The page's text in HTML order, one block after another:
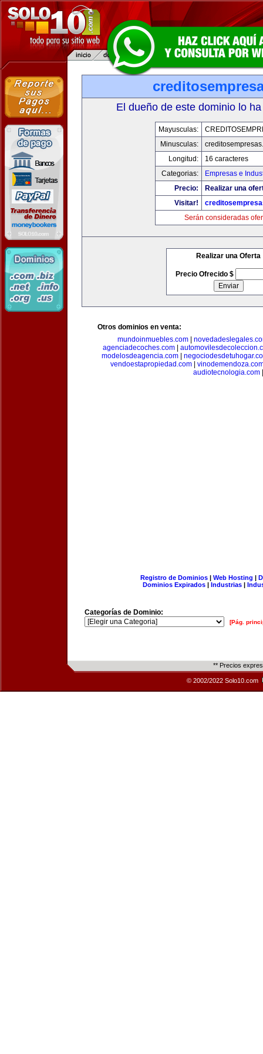
El dueño de este dominio lo
Mayusculas:
Minusculas:
Longitud:
16 caracteres
Categorias:
Empresas e
Precio:
Realizar una
Visitar!
Serán consideradas
Realizar una Oferta
Precio Ofrecido $
Otros dominios en venta:
mundoinmuebles.com
agenciadecoches.com
modelosdeagencia.com
vendoestapropiedad.com|
audiotecnologia.com
Registro de Dominios| Web Hosting |
Dominios Expirados | Industrias |
Categorías de Dominio:
[Pág.
** Precios
© 2002/2022 Solo10.com